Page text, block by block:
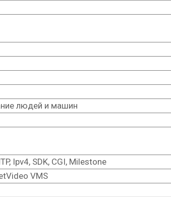
людей и машин
Ipv4, SDK, CGI, Milestone
VMS